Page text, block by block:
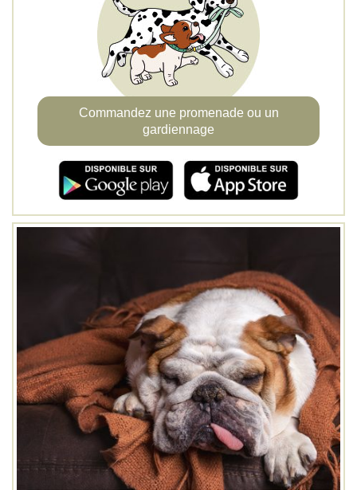
Commandez une promenade ou un
gardiennage